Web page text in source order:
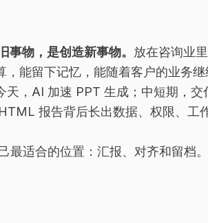
事物，是创造新事物。 放在咨询业
能留下记忆，能随着客户的业务继
天，AI 加速 PPT 生成；中短期，
报告背后长出数据、权限、工
最适合的位置：汇报、对齐和留档